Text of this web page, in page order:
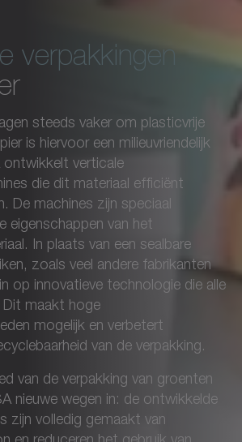
verpakkingen
steeds vaker om plasticvrije
is hiervoor een milieuvriendelijk
ontwikkelt verticale
die dit materiaal efficiënt
De machines zijn speciaal
eigenschappen van het
In plaats van een sealbare
zoals veel andere fabrikanten
op innovatieve technologie die alle
maakt hoge
mogelijk en verbetert
van de verpakking.
van de verpakking van groenten
nieuwe wegen in: de ontwikkelde
zijn volledig gemaakt van